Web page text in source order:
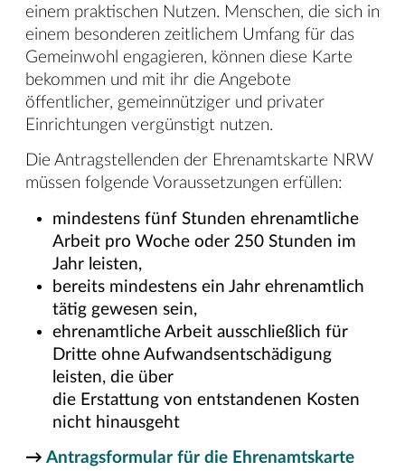
einem praktischen Nutzen. Menschen, die sich in
einem besonderen zeitlichem Umfang für das
Gemeinwohl engagieren, können diese Karte
bekommen und mit ihr die Angebote
öffentlicher, gemeinnütziger und privater
Einrichtungen vergünstigt nutzen.
Die Antragstellenden der Ehrenamtskarte NRW
müssen folgende Voraussetzungen erfüllen:
mindestens fünf Stunden ehrenamtliche
Arbeit pro Woche oder 250 Stunden im
Jahr leisten,
bereits mindestens ein Jahr ehrenamtlich
tätig gewesen sein,
ehrenamtliche Arbeit ausschließlich für
Dritte ohne Aufwandsentschädigung
leisten, die über
die Erstattung von entstandenen Kosten
nicht hinausgeht
→ Antragsformular für die Ehrenamtskarte